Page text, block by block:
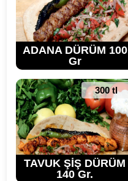
ADANA DÜRÜM 100
Gr
300 tl
TAVUK ŞİŞ DÜRÜM
140 Gr.